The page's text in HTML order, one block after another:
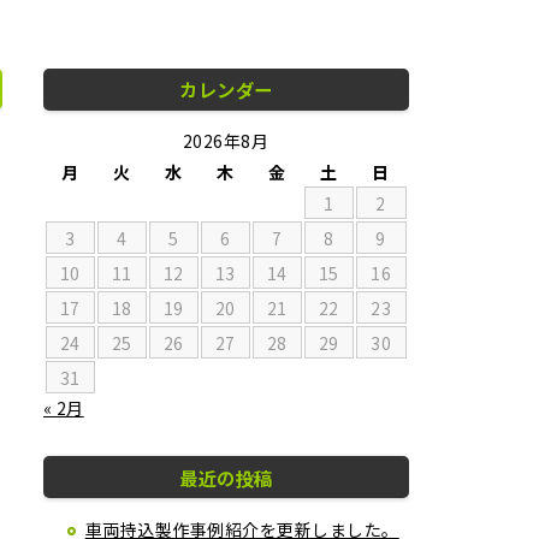
カレンダー
2026年8月
月
火 水 木 金 土
日
1
2
3
4 5 6 7 8
9
10
11 12 13 14 15
16
17
18 19 20 21 22
23
24
25 26 27 28 29
30
31
« 2月
最近の投稿
車両持込製作事例紹介を更新しました。